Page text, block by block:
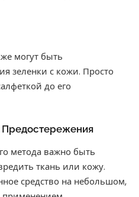
могут быть
зеленки с кожи. Просто
до его
Предостережения
метода важно быть
ткань или кожу.
средство на небольшом,